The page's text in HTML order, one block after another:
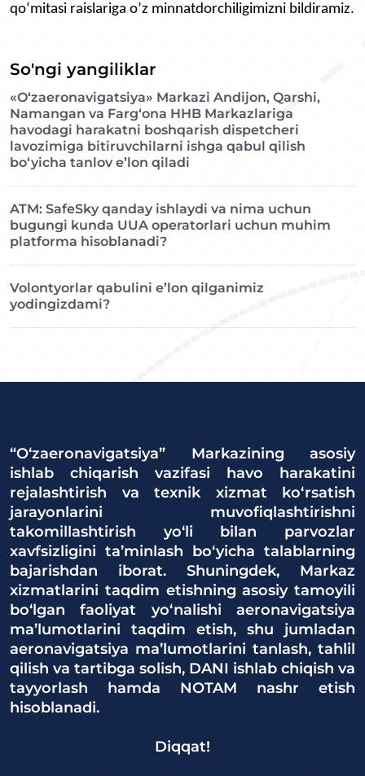
qo‘mitasi raislariga o’z minnatdorchiligimizni bildiramiz.
So'ngi yangiliklar
«O‘zaeronavigatsiya» Markazi Andijon, Qarshi,
Namangan va Farg‘ona HHB Markazlariga
havodagi harakatni boshqarish dispetcheri
lavozimiga bitiruvchilarni ishga qabul qilish
bo‘yicha tanlov e’lon qiladi
ATM: SafeSky qanday ishlaydi va nima uchun
bugungi kunda UUA operatorlari uchun muhim
platforma hisoblanadi?
Volontyorlar qabulini e’lon qilganimiz
yodingizdami?
“O‘zaeronavigatsiya” Markazining asosiy
ishlab chiqarish vazifasi havo harakatini
rejalashtirish va texnik xizmat ko‘rsatish
jarayonlarini muvofiqlashtirishni
takomillashtirish yo‘li bilan parvozlar
xavfsizligini ta’minlash bo‘yicha talablarning
bajarishdan iborat. Shuningdek, Markaz
xizmatlarini taqdim etishning asosiy tamoyili
bo‘lgan faoliyat yo‘nalishi aeronavigatsiya
ma’lumotlarini taqdim etish, shu jumladan
aeronavigatsiya ma’lumotlarini tanlash, tahlil
qilish va tartibga solish, DANI ishlab chiqish va
tayyorlash hamda NOTAM nashr etish
hisoblanadi.
Diqqat!